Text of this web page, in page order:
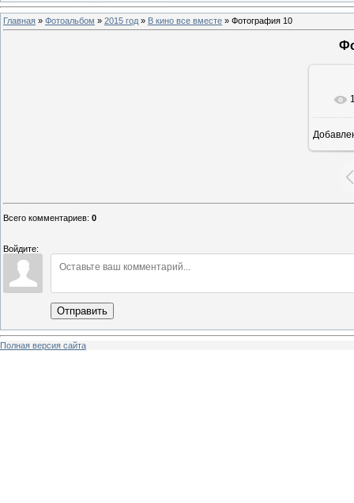
Главная » Фотоальбом » 2015 год » В кино все вместе » Фотография 10
Всего комментариев: 0
Войдите:
Отправить
Полная версия сайта